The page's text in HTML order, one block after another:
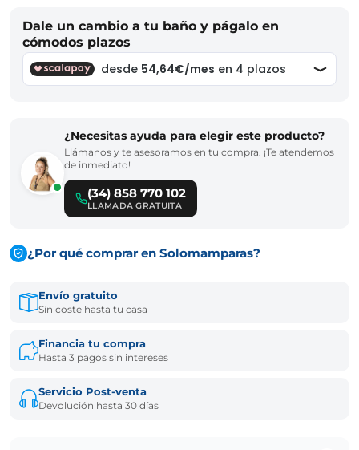
Dale un cambio a tu baño y págalo en
cómodos plazos
¿Necesitas ayuda para elegir este producto?
Llámanos y te asesoramos en tu compra. ¡Te atendemos
de inmediato!
(34) 858 770 102
LLAMADA GRATUITA
¿Por qué comprar en Solomamparas?
Envío gratuito
Sin coste hasta tu casa
Financia tu compra
Hasta 3 pagos sin intereses
Servicio Post-venta
Devolución hasta 30 días